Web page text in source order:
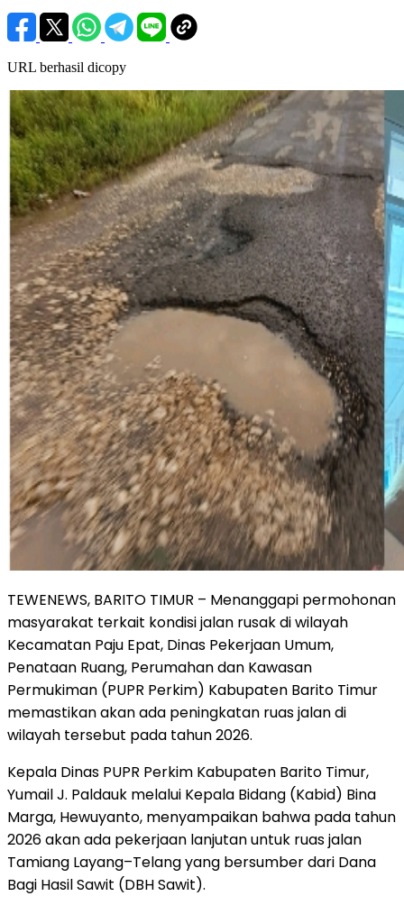
URL berhasil dicopy
TEWENEWS, BARITO TIMUR – Menanggapi permohonan
masyarakat terkait kondisi jalan rusak di wilayah
Kecamatan Paju Epat, Dinas Pekerjaan Umum,
Penataan Ruang, Perumahan dan Kawasan
Permukiman (PUPR Perkim) Kabupaten Barito Timur
memastikan akan ada peningkatan ruas jalan di
wilayah tersebut pada tahun 2026.
Kepala Dinas PUPR Perkim Kabupaten Barito Timur,
Yumail J. Paldauk melalui Kepala Bidang (Kabid) Bina
Marga, Hewuyanto, menyampaikan bahwa pada tahun
2026 akan ada pekerjaan lanjutan untuk ruas jalan
Tamiang Layang–Telang yang bersumber dari Dana
Bagi Hasil Sawit (DBH Sawit).